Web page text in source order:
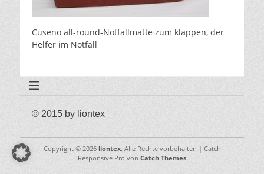
Cuseno all-round-Notfallmatte zum klappen, der
Helfer im Notfall
© 2015 by liontex
Copyright © 2026 liontex. Alle Rechte vorbehalten | Catch
Responsive Pro von Catch Themes